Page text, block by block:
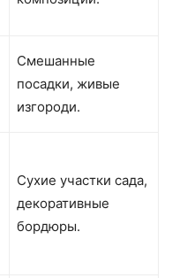
Смешанные
посадки, живые
изгороди.
Сухие участки сада,
декоративные
бордюры.